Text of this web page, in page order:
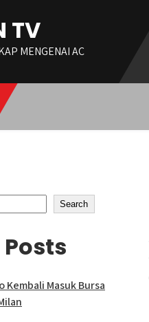
TV
MENGENAI AC
Search
Masuk Bursa